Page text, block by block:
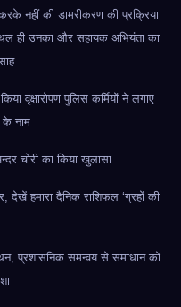
नहीं की डामरीकरण की प्रक्रिया
ही उनका और सहायक अभियंता का
वृक्षारोपण पुलिस कर्मियों ने लगाए
के नाम
चोरी का किया खुलासा
हमारा दैनिक राशिफल ‘ग्रहों की
मंथन, प्रशासनिक समन्वय से समाधान को